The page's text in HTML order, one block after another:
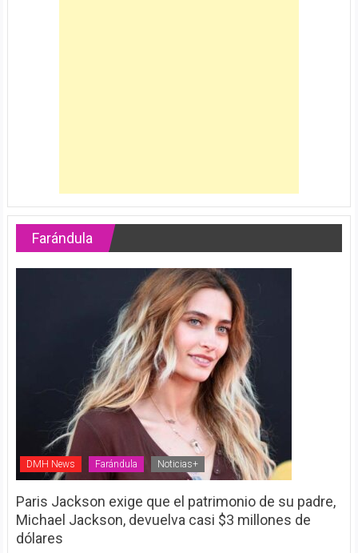
Farándula
DMH News Farándula Noticias+
Paris Jackson exige que el patrimonio de su padre,
Michael Jackson, devuelva casi $3 millones de
dólares